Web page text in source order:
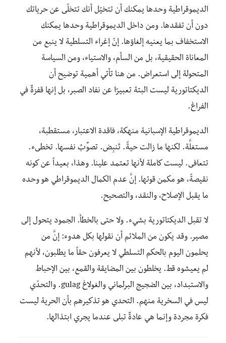
الديموقراطية وحدها يمكنك أن تتخيّل أنك تتخلّى عن حرياتك
دون أن تفقدها. ومن داخل الديموقراطية وحدها يمكنك
الاستخفاف بما يعنيه إلغاؤها. إنّ إغراء التسلطية لا ينبع من
المعاناة الحقيقية، بل من السأم، والاستياء، ومن السياسة
المتحولة إلى استعراض. من هنا تأتي أهمية توضيح أن
الديكتاتورية ليست البتة تعبيرًا عن نفاد الصبر، بل إنها قفزةٌ في
الفراغ.
الديموقراطية الإسبانية منهكة، فاقدة الاعتبار، مستقطبة،
مستغلَّة. لكنها ما زالت حيةً. تَنبِض. تصوِّبُ نفسها. تخطىء.
تتعافى. ليست كاملة لأنها تعتمد علينا. وهذا، بعيداً عن كونه
نقيصةً، هو مكمن قوتها. إنَّ عدم الكمال الديموقراطي هو وحده
ما يقبل الإصلاح، والنقد، والتصحيح.
لا تقبل الديكتاتورية بشيء. ولا حتى بالخطأ. الجمود يتحول إلى
مصير. وقد يكون من الملائم أن نقولها بكل هدوء: إنَّ من
يحلمون اليوم بالحكم التسلطي لا يعرفون حقاً ما يطلبون، لأنهم
لم يعيشوه قط. يخلطون بين المضايقة والقمع، بين الإحباط
والاستبداد، بين الضجيج البرلماني والغولاغ gulag. والتحدّي
ليس في السخرية منهم. التحدي هو تذكيرهم بأن الحرية ليست
فكرة مجردة وإنما هي عادةٌ تبلى عندما يجري ابتذالها.